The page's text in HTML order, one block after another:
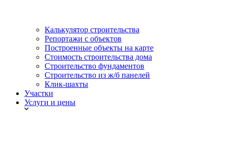
Калькулятор строительства
Репортажи с объектов
Построенные объекты на карте
Стоимость строительства дома
Строительство фундаментов
Строительство из ж/б панелей
Клик-шахты
Участки
Услуги и цены